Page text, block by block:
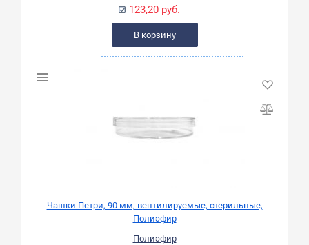
123,20 руб.
В корзину
Чашки Петри, 90 мм, вентилируемые, стерильные,
Полиэфир
Полиэфир